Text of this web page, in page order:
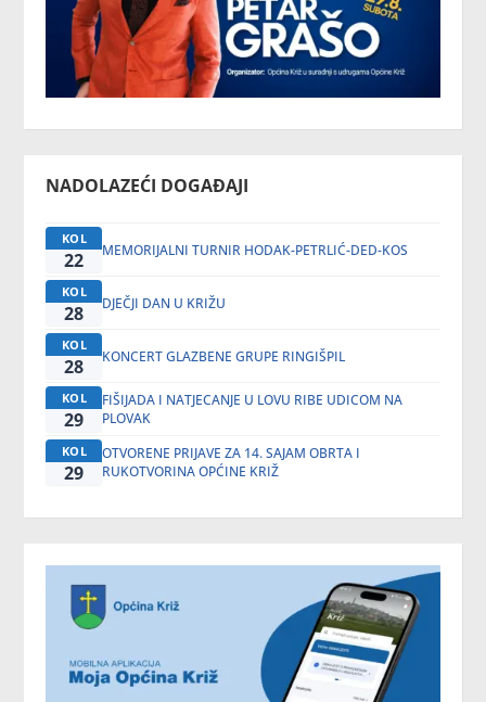
NADOLAZEĆI DOGAĐAJI
KOL
22 MEMORIJALNI TURNIR HODAK-PETRLIĆ-DED-KOS
KOL
28 DJEČJI DAN U KRIŽU
KOL
28 KONCERT GLAZBENE GRUPE RINGIŠPIL
KOL
29
FIŠIJADA I NATJECANJE U LOVU RIBE UDICOM NA
PLOVAK
KOL
29
OTVORENE PRIJAVE ZA 14. SAJAM OBRTA I
RUKOTVORINA OPĆINE KRIŽ